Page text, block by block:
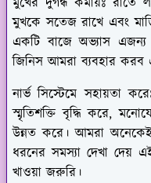
মুখকে সতেজ রাখে এবং
একটি বাজে অভ্যাস
জিনিস আমরা ব্যবহার করব
নার্ভ সিস্টেমে সহায়তা
স্মৃতিশক্তি বৃদ্ধি করে,
উন্নত করে। আমরা
ধরনের সমস্যা দেখা দেয়
খাওয়া জরুরি।